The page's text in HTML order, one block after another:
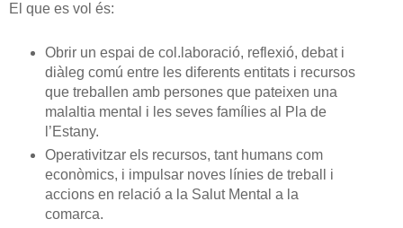
El que es vol és:
Obrir un espai de col.laboració, reflexió, debat i
diàleg comú entre les diferents entitats i recursos
que treballen amb persones que pateixen una
malaltia mental i les seves famílies al Pla de
l’Estany.
Operativitzar els recursos, tant humans com
econòmics, i impulsar noves línies de treball i
accions en relació a la Salut Mental a la
comarca.